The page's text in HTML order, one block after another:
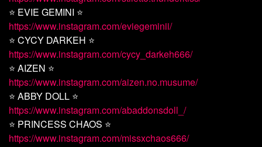
⭐ EVIE GEMINI ⭐
https://www.instagram.com/eviegeminii/
⭐ CYCY DARKEH ⭐
https://www.instagram.com/cycy_darkeh666/
⭐ AIZEN ⭐
https://www.instagram.com/aizen.no.musume/
⭐ ABBY DOLL ⭐
https://www.instagram.com/abaddonsdoll_/
⭐ PRINCESS CHAOS ⭐
https://www.instagram.com/missxchaos666/